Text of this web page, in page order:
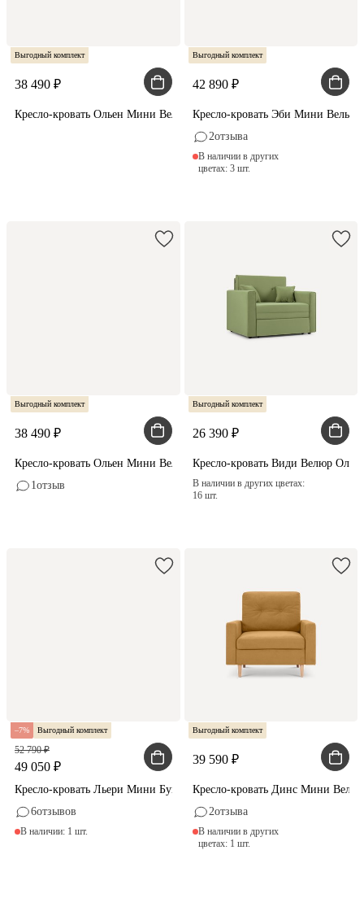
Выгодный комплект
38 490
Кресло-кровать Ольен Мини Вельвет Бежевый
Выгодный комплект
42 890
Кресло-кровать Эби Мини
2отзыва
В наличии в других
цветах: 3 шт.
Выгодный комплект
38 490
Кресло-кровать Ольен Мини Вельвет Латте
1отзыв
Выгодный комплект
26 390
Кресло-кровать Види Велюр
В наличии в других цветах:
16 шт.
7 Выгодный комплект
49 050
52 790
Кресло-кровать Льери Мини Букле Молочный
6отзывов
В наличии: 1 шт.
Выгодный комплект
39 590
Кресло-кровать Динс Мини
2отзыва
В наличии в других
цветах: 1 шт.